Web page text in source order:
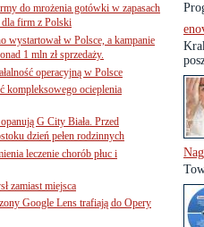
do mrożenia gotówki w zapasach
dla firm z Polski
wystartował w Polsce, a kampanie
1 mln zł sprzedaży.
operacyjną w Polsce
kompleksowego ocieplenia
G City Biała. Przed
dzień pełen rodzinnych
leczenie chorób płuc i
zamiast miejsca
Google Lens trafiają do Opery